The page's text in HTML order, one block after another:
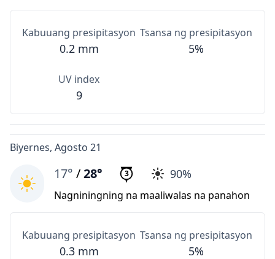
Kabuuang presipitasyon
0.2 mm
Tsansa ng presipitasyon
5%
UV index
9
Biyernes, Agosto 21
17° /28° 3 90%
Nagniningning na maaliwalas na panahon
Kabuuang presipitasyon
0.3 mm
Tsansa ng presipitasyon
5%